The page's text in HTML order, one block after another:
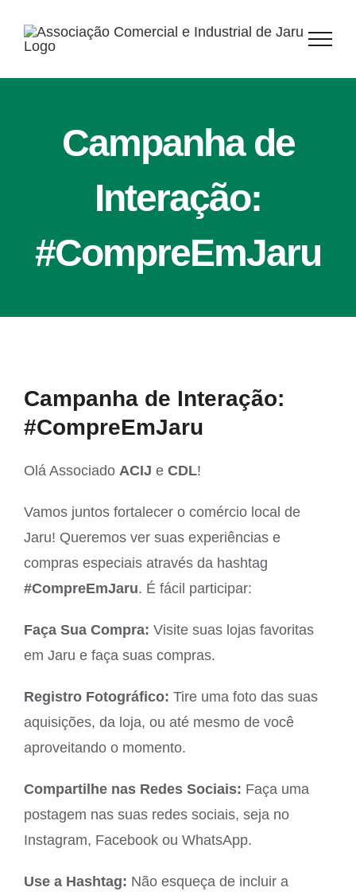
para
Campanha de
Interação:
#CompreEmJaru
Larger
Image
Campanha de Interação:
#CompreEmJaru
Olá Associado ACIJ e CDL!
Vamos juntos fortalecer o comércio local de
Jaru! Queremos ver suas experiências e
compras especiais através da hashtag
#CompreEmJaru. É fácil participar:
Faça Sua Compra: Visite suas lojas favoritas
em Jaru e faça suas compras.
Registro Fotográfico: Tire uma foto das suas
aquisições, da loja, ou até mesmo de você
aproveitando o momento.
Compartilhe nas Redes Sociais: Faça uma
postagem nas suas redes sociais, seja no
Instagram, Facebook ou WhatsApp.
Use a Hashtag: Não esqueça de incluir a